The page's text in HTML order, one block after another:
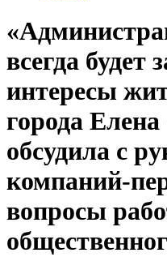
всегда
интересы
города
обсудила с
компаний-
вопросы